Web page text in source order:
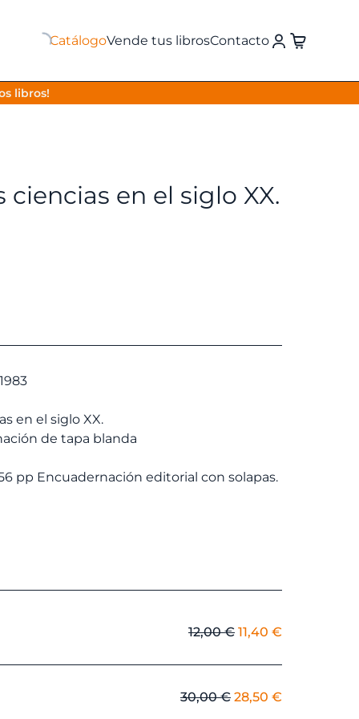
CatálogoVende tus librosContacto
libros!
ciencias en el siglo XX.
en el siglo XX.
de tapa blanda
pp Encuadernación editorial con solapas.
12,00€ El
original
era:
12,00 €.
11,40 €
actual
30,00€ El
28,50 €